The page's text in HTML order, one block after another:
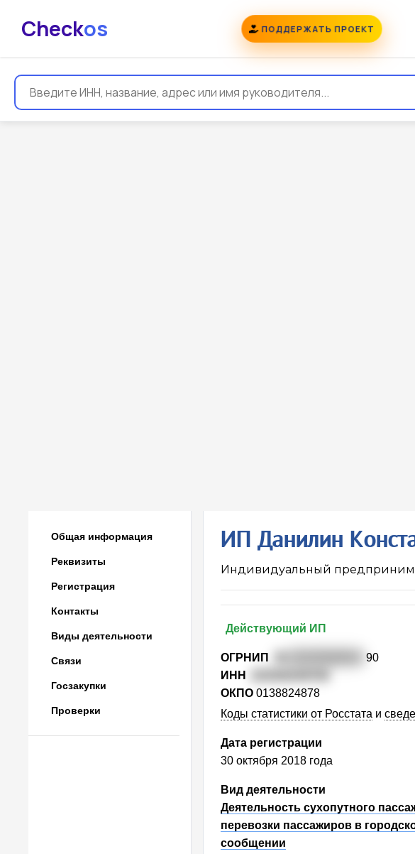
Checkos ПОДДЕРЖАТЬ ПРОЕКТ
Общая информация
Реквизиты
Регистрация
Контакты
Виды деятельности
Связи
Госзакупки
Проверки
ИП Данилин
Индивидуальный
Действующий ИП
ОГРНИП
90
ИНН
ОКПО 0138824878
Коды статистики от Росстата и
Дата регистрации
30 октября 2018 года
Вид деятельности
Деятельность сухопутного
перевозки пассажиров в
сообщении